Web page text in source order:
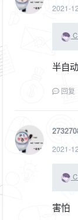
2021-
半自
回复
2021-
害怕